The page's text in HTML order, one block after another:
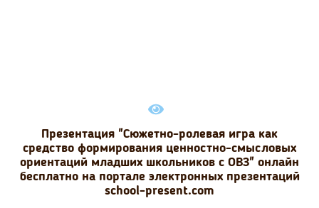
Презентация "Сюжетно-ролевая игра как
средство формирования ценностно-смысловых
ориентаций младших школьников с ОВЗ" онлайн
бесплатно на портале электронных презентаций
school-present.com